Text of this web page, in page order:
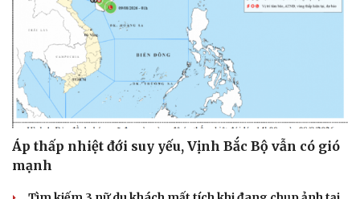
Áp thấp nhiệt đới suy yếu, Vịnh Bắc Bộ vẫn có gió
mạnh